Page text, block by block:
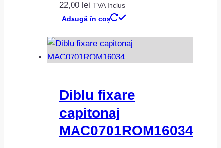
22,00 lei TVA Inclus
Adaugă în coș
Diblu fixare
capitonaj
MAC0701ROM16034